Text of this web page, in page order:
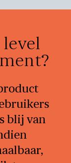
blij van